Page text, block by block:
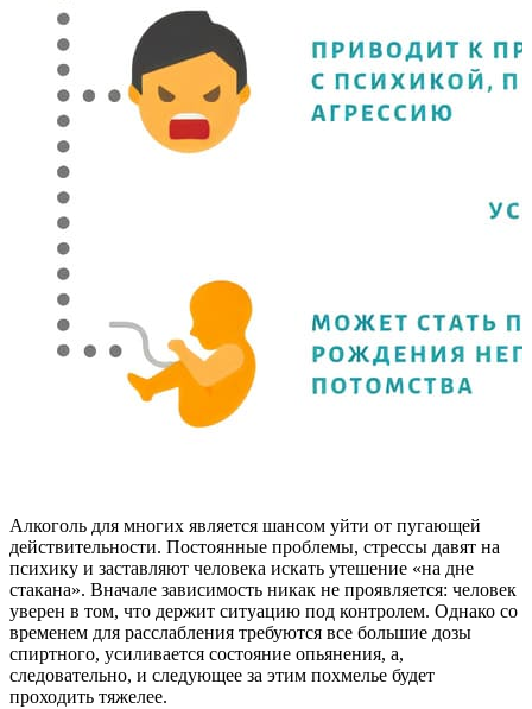
Алкоголь для многих является шансом уйти от пугающей
действительности. Постоянные проблемы, стрессы давят на
психику и заставляют человека искать утешение «на дне
стакана». Вначале зависимость никак не проявляется: человек
уверен в том, что держит ситуацию под контролем. Однако со
временем для расслабления требуются все большие дозы
спиртного, усиливается состояние опьянения, а,
следовательно, и следующее за этим похмелье будет
проходить тяжелее.